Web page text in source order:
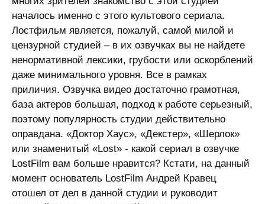
началось именно с этого культового сериала.
Лостфильм является, пожалуй, самой милой и
цензурной студией – в их озвучках вы не найдете
ненормативной лексики, грубости или оскорблений
даже минимального уровня. Все в рамках
приличия. Озвучка видео достаточно грамотная,
база актеров большая, подход к работе серьезный,
поэтому популярность студии действительно
оправдана. «Доктор Хаус», «Декстер», «Шерлок»
или знаменитый «Lost» - какой сериал в озвучке
LostFilm вам больше нравится? Кстати, на данный
момент основатель LostFilm Андрей Кравец
отошел от дел в данной студии и руководит